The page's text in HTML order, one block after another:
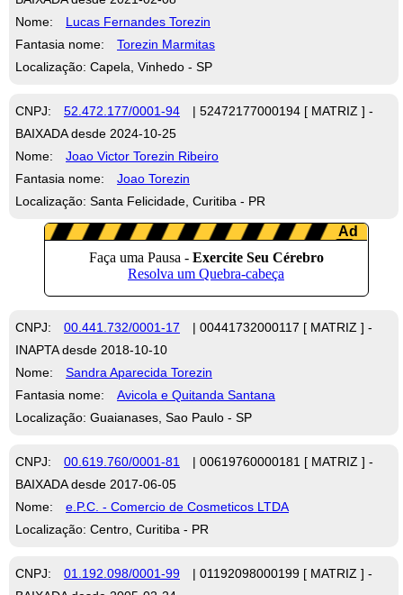
Nome:
Lucas Fernandes Torezin
Fantasia nome:
Torezin Marmitas
Localização: Capela, Vinhedo - SP
CNPJ: 52.472.177/0001-94
| 52472177000194 [ MATRIZ ] -
BAIXADA desde 2024-10-25
Nome:
Joao Victor Torezin Ribeiro
Fantasia nome:
Joao Torezin
Localização: Santa Felicidade, Curitiba - PR
CNPJ: 00.441.732/0001-17
| 00441732000117 [ MATRIZ ] -
INAPTA desde 2018-10-10
Nome:
Sandra Aparecida Torezin
Fantasia nome:
Avicola e Quitanda Santana
Localização: Guaianases, Sao Paulo - SP
CNPJ: 00.619.760/0001-81
| 00619760000181 [ MATRIZ ] -
BAIXADA desde 2017-06-05
Nome:
e.P.C. - Comercio de Cosmeticos LTDA
Localização: Centro, Curitiba - PR
CNPJ: 01.192.098/0001-99
| 01192098000199 [ MATRIZ ] -